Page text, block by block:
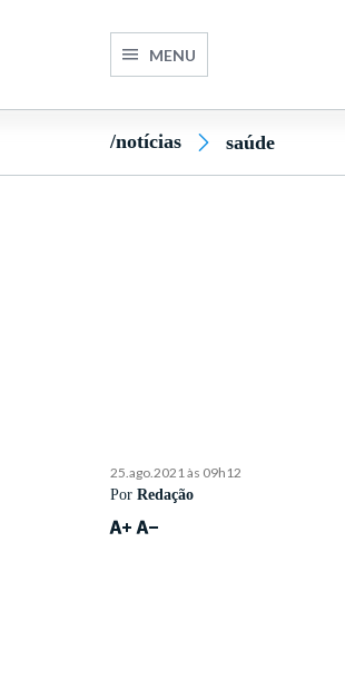
MENU
/notícias saúde
25.ago.2021 às 09h12
PorRedação